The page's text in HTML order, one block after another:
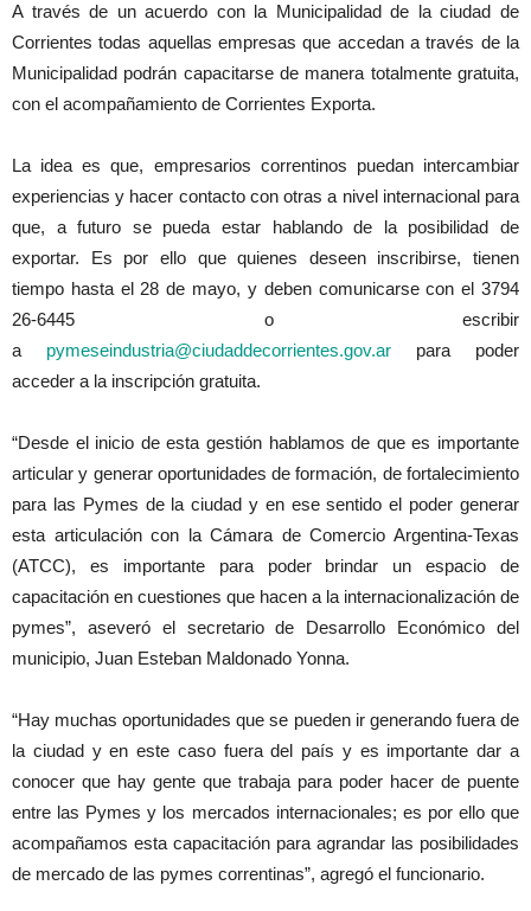
A través de un acuerdo con la Municipalidad de la ciudad de
Corrientes todas aquellas empresas que accedan a través de la
Municipalidad podrán capacitarse de manera totalmente gratuita,
con el acompañamiento de Corrientes Exporta.
La idea es que, empresarios correntinos puedan intercambiar
experiencias y hacer contacto con otras a nivel internacional para
que, a futuro se pueda estar hablando de la posibilidad de
exportar. Es por ello que quienes deseen inscribirse, tienen
tiempo hasta el 28 de mayo, y deben comunicarse con el 3794
26-6445 o escribir
a pymeseindustria@ciudaddecorrientes.gov.ar para poder
acceder a la inscripción gratuita.
“Desde el inicio de esta gestión hablamos de que es importante
articular y generar oportunidades de formación, de fortalecimiento
para las Pymes de la ciudad y en ese sentido el poder generar
esta articulación con la Cámara de Comercio Argentina-Texas
(ATCC), es importante para poder brindar un espacio de
capacitación en cuestiones que hacen a la internacionalización de
pymes”, aseveró el secretario de Desarrollo Económico del
municipio, Juan Esteban Maldonado Yonna.
“Hay muchas oportunidades que se pueden ir generando fuera de
la ciudad y en este caso fuera del país y es importante dar a
conocer que hay gente que trabaja para poder hacer de puente
entre las Pymes y los mercados internacionales; es por ello que
acompañamos esta capacitación para agrandar las posibilidades
de mercado de las pymes correntinas”, agregó el funcionario.